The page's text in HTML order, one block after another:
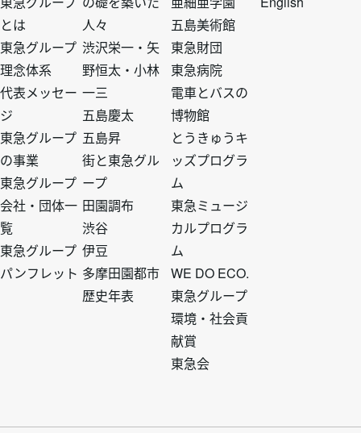
タ
ー
ト
ッ
プ
1
とは
東急グループ
理念体系
代表メッセー
ジ
東急グループ
の事業
東急グループ
会社・団体一
覧
東急グループ
パンフレット
タ
ー
ト
ッ
プ
2
人々
渋沢栄一・矢
野恒太・小林
一三
五島慶太
五島昇
街と東急グル
ープ
田園調布
渋谷
伊豆
多摩田園都市
歴史年表
タ
ー
ト
ッ
プ
3
五島美術館
東急財団
東急病院
電車とバスの
博物館
とうきゅうキ
ッズプログラ
ム
東急ミュージ
カルプログラ
ム
WE DO ECO.
東急グループ
環境・社会貢
献賞
東急会